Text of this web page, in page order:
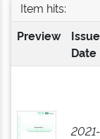
Item hits:
Preview
Issue
Date
2021-